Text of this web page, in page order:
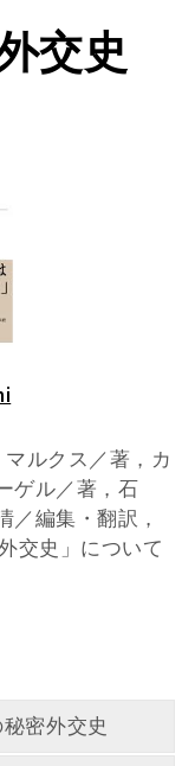
交史
マルクス／著，カ
ゲル／著，石
編集・翻訳，
交史」について
密外交史